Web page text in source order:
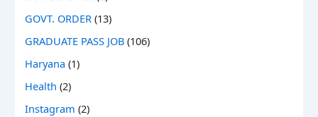
GOVT. ORDER (13)
GRADUATE PASS JOB (106)
Haryana (1)
Health (2)
Instagram (2)